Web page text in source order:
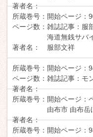
著者名：
所蔵巻号： 開始ページ：
ページ数： 雑誌記事： 服
海道無銭サバ
著者名：
服部文祥
所蔵巻号： 開始ページ：
ページ数： 雑誌記事： モ
著者名：
所蔵巻号： 開始ページ：
由布市 由布岳
著者名：
所蔵巻号： 開始ページ：